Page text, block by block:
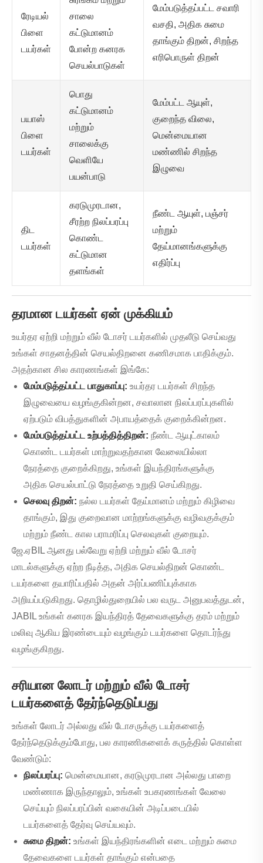
ரேடியல்
பிளை
டயர்கள்
சாலை
கட்டுமானம்
போன்ற கனரக
செயல்பாடுகள்
மேம்படுத்தப்பட்ட சவாரி
வசதி, அதிக சுமை
தாங்கும் திறன், சிறந்த
எரிபொருள் திறன்
பயாஸ்
பிளை
டயர்கள்
பொது
கட்டுமானம்
மற்றும்
சாலைக்கு
வெளியே
பயன்பாடு
மேம்பட்ட ஆயுள்,
குறைந்த விலை,
மென்மையான
மண்ணில் சிறந்த
இழுவை
திட
டயர்கள்
கரடுமுரடான,
சீரற்ற நிலப்பரப்பு
கொண்ட
கட்டுமான
தளங்கள்
நீண்ட ஆயுள், பஞ்சர்
மற்றும்
தேய்மானங்களுக்கு
எதிர்ப்பு
தரமான டயர்கள் ஏன் முக்கியம்
உயர்தர ஏற்றி மற்றும் வீல் டோசர் டயர்களில் முதலீடு செய்வது
உங்கள் சாதனத்தின் செயல்திறனை கணிசமாக பாதிக்கும்.
அதற்கான சில காரணங்கள் இங்கே:
மேம்படுத்தப்பட்ட பாதுகாப்பு: உயர்தர டயர்கள் சிறந்த
இழுவையை வழங்குகின்றன, சவாலான நிலப்பரப்புகளில்
ஏற்படும் விபத்துகளின் அபாயத்தைக் குறைக்கின்றன.
மேம்படுத்தப்பட்ட உற்பத்தித்திறன்: நீண்ட ஆயுட்காலம்
கொண்ட டயர்கள் மாற்றுவதற்கான வேலையில்லா
நேரத்தை குறைக்கிறது, உங்கள் இயந்திரங்களுக்கு
அதிக செயல்பாட்டு நேரத்தை உறுதி செய்கிறது.
செலவு திறன்: நல்ல டயர்கள் தேய்மானம் மற்றும் கிழிவை
தாங்கும், இது குறைவான மாற்றங்களுக்கு வழிவகுக்கும்
மற்றும் நீண்ட கால பராமரிப்பு செலவுகள் குறையும்.
ஜே.ஏBIL ஆனது பல்வேறு ஏற்றி மற்றும் வீல் டோசர்
மாடல்களுக்கு ஏற்ற நீடித்த, அதிக செயல்திறன் கொண்ட
டயர்களை தயாரிப்பதில் அதன் அர்ப்பணிப்புக்காக
அறியப்படுகிறது. தொழில்துறையில் பல வருட அனுபவத்துடன்,
JABIL உங்கள் கனரக இயந்திரத் தேவைகளுக்கு தரம் மற்றும்
மலிவு ஆகிய இரண்டையும் வழங்கும் டயர்களை தொடர்ந்து
வழங்குகிறது.
சரியான லோடர் மற்றும் வீல் டோசர்
டயர்களைத் தேர்ந்தெடுப்பது
உங்கள் லோடர் அல்லது வீல் டோசருக்கு டயர்களைத்
தேர்ந்தெடுக்கும்போது, ​​​​பல காரணிகளைக் கருத்தில் கொள்ள
வேண்டும்:
நிலப்பரப்பு: மென்மையான, கரடுமுரடான அல்லது பாறை
மண்ணாக இருந்தாலும், உங்கள் உபகரணங்கள் வேலை
செய்யும் நிலப்பரப்பின் வகையின் அடிப்படையில்
டயர்களைத் தேர்வு செய்யவும்.
சுமை திறன்: உங்கள் இயந்திரங்களின் எடை மற்றும் சுமை
தேவைகளை டயர்கள் தாங்கும் என்பதை